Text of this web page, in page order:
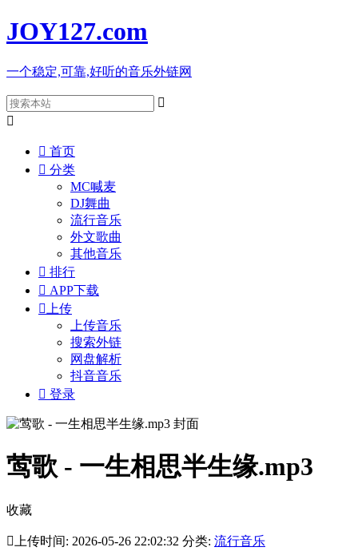
JOY127.com
一个稳定,可靠,好听的音乐外链网


 首页
 分类
MC喊麦
DJ舞曲
流行音乐
外文歌曲
其他音乐
 排行
 APP下载
 上传
上传音乐
搜索外链
网盘解析
抖音音乐
 登录
莺歌 - 一生相思半生缘.mp3
收藏
 上传时间: 2026-05-26 22:02:32 分类: 流行音乐